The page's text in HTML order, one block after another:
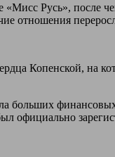
Русь»,
отношения
Копенской, на
больших
официально